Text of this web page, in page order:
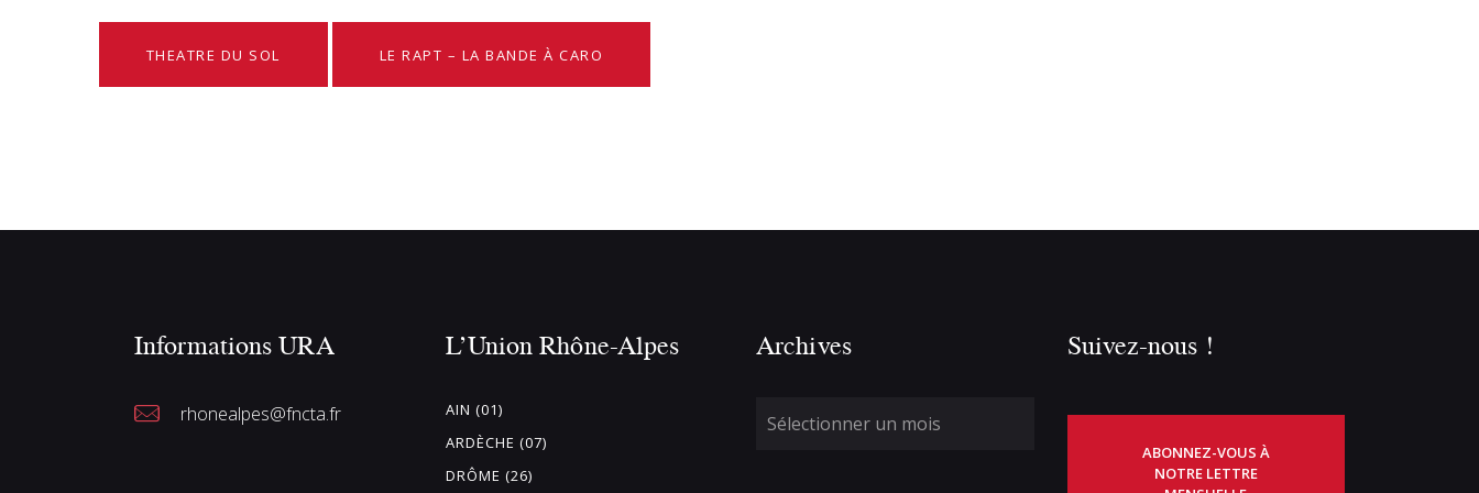
THEATRE DU SOL LE RAPT – LA BANDE À CARO
Informations URA
rhonealpes@fncta.fr
L’Union Rhône-Alpes
AIN (01)
ARDÈCHE (07)
DRÔME (26)
Archives Suivez-nous !
ABONNEZ-VOUS À
NOTRE LETTRE